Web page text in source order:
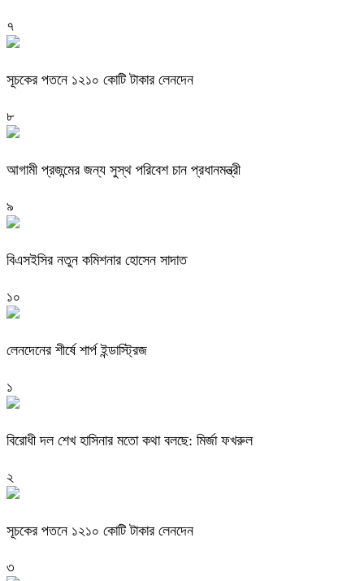
৭
সূচকের পতনে ১২১০ কোটি টাকার লেনদেন
৮
আগামী প্রজন্মের জন্য সুস্থ পরিবেশ চান প্রধানমন্ত্রী
৯
বিএসইসির নতুন কমিশনার হোসেন সাদাত
১০
লেনদেনের শীর্ষে শার্প ইন্ডাস্ট্রিজ
১
বিরোধী দল শেখ হাসিনার মতো কথা বলছে: মির্জা ফখরুল
২
সূচকের পতনে ১২১০ কোটি টাকার লেনদেন
৩